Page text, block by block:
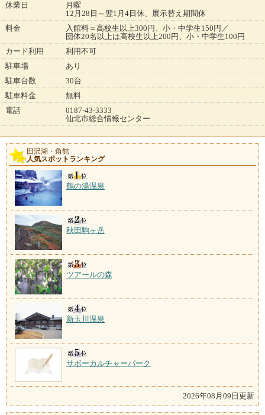
休業日
月曜
12月28日～翌1月4日休、展示替え期間休
料金
入館料＝高校生以上300円、小・中学生150円／
団体20名以上は高校生以上200円、小・中学生100円
カード利用
利用不可
駐車場
あり
駐車台数
30台
駐車料金
無料
電話
0187-43-3333
仙北市総合情報センター
田沢湖・角館
人気スポットランキング
鶴の湯温泉
秋田駒ヶ岳
ツアールの森
新玉川温泉
サボーカルチャーパーク
2026年08月09日更新